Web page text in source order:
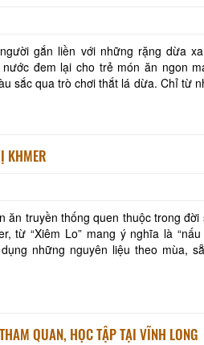
gắn liền với những rặng dừa
đem lại cho trẻ món ăn ngon
sắc qua trò chơi thắt lá dừa. Chỉ từ
KHMER
ăn truyền thống quen thuộc trong đời
từ “Xiêm Lo” mang ý nghĩa là “nấu
những nguyên liệu theo mùa,
QUAN, HỌC TẬP TẠI VĨNH LONG
DN Đình Tân Hoa